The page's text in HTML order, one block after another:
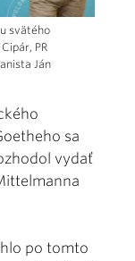
svätého
PR
Ján
sa
vydať
po tomto